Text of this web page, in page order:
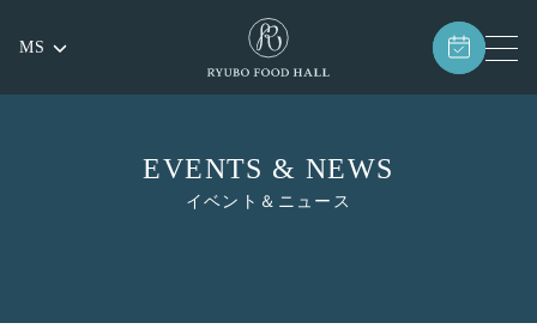
MS
EVENTS & NEWS
イベント＆ニュース